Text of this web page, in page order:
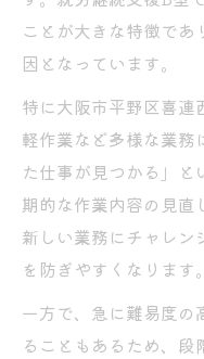
ことが大きな特徴で
因となっています。
特に大阪市平野区喜連
軽作業など多様な業務
た仕事が見つかる」
期的な作業内容の見直
新しい業務にチャレン
を防ぎやすくなります。
一方で、急に難易度の
ることもあるため、